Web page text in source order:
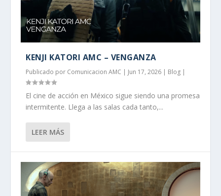
KENJI KATORI AMC – VENGANZA
Publicado por Comunicacion AMC | Jun 17, 2026 | Blog |
El cine de acción en México sigue siendo una promesa
intermitente. Llega a las salas cada tanto,...
LEER MÁS